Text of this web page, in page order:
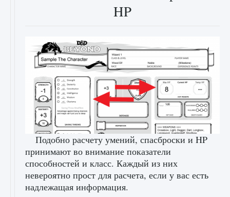
HP
Подобно расчету умений, спасброски и HP
принимают во внимание показатели
способностей и класс. Каждый из них
невероятно прост для расчета, если у вас есть
надлежащая информация.